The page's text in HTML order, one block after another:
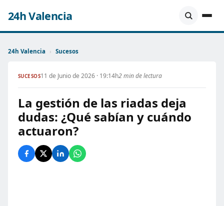
24h Valencia
24h Valencia › Sucesos
SUCESOS11 de Junio de 2026 · 19:14h2 min de lectura
La gestión de las riadas deja
dudas: ¿Qué sabían y cuándo
actuaron?